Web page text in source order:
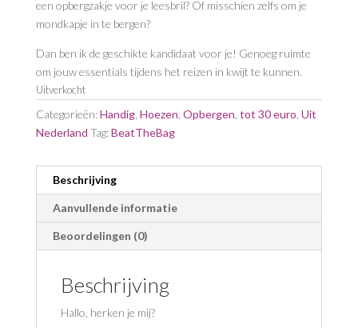
een opbergzakje voor je leesbril? Of misschien zelfs om je
mondkapje in te bergen?
Dan ben ik de geschikte kandidaat voor je! Genoeg ruimte
om jouw essentials tijdens het reizen in kwijt te kunnen.
Uitverkocht
Categorieën:Handig, Hoezen Opbergen tot 30 euro Uit
Nederland Tag:BeatTheBag
Beschrijving
Aanvullende informatie
Beoordelingen (0)
Beschrijving
Hallo, herken je mij?